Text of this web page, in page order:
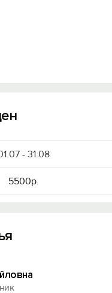
- 31.08
5500р.